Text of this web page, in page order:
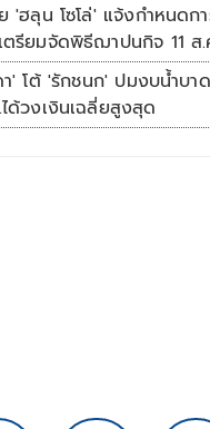
'ฮลุน โซโล่' แจ้งกำหนดก
รียมจัดพิธีฌาปนกิจ 11 ส.
' โต้ 'รักชนก' ปมงบน้ำบา
ด้วงเงินเฉลี่ยสูงสุด